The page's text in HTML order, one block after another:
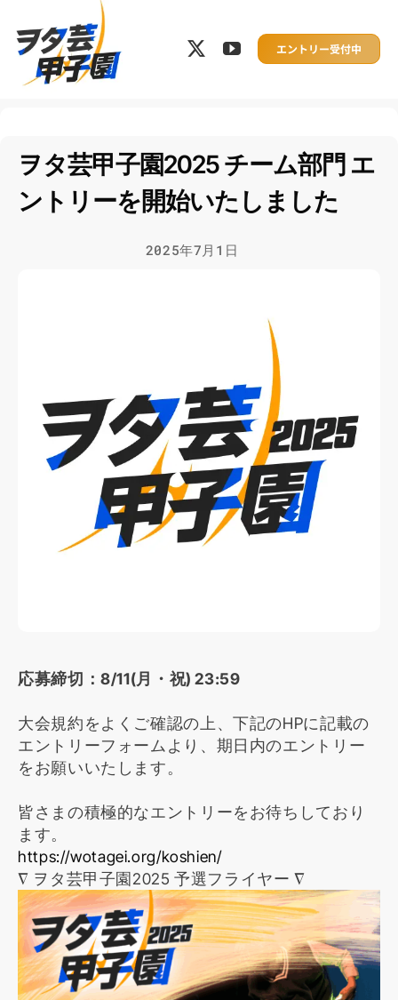
content
エントリー受付中
ヲタ芸甲子園2025 チーム部門 エ
ントリーを開始いたしました
2025年7月1日
応募締切：8/11(月・祝) 23:59
大会規約をよくご確認の上、下記のHPに記載の
エントリーフォームより、期日内のエントリー
をお願いいたします。
皆さまの積極的なエントリーをお待ちしており
ます。
https://wotagei.org/koshien/
∇ ヲタ芸甲子園2025 予選フライヤー ∇